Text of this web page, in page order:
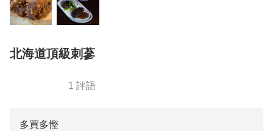
北海道頂級刺蔘
1 評語
多買多慳